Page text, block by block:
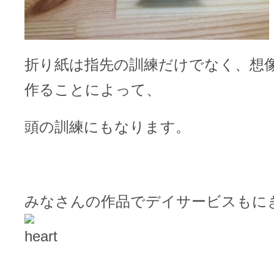
折り紙は指先の訓練だけでなく、想
作ることによって、
頭の訓練にもなります。
みなさんの作品でデイサービスも